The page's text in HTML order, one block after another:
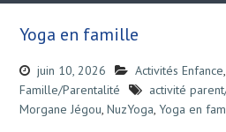
Yoga en famille
juin 10, 2026 Activités Enfance,
Famille/Parentalité
activité
Morgane Jégou, NuzYoga, Yoga en